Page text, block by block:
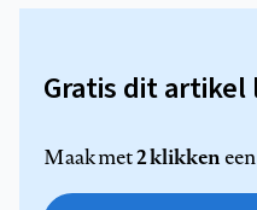
Gratis dit artikel
Maak met2 klikken